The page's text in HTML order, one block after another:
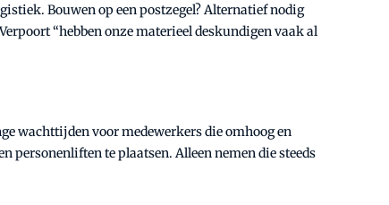
Bouwen op een postzegel? Alternatief nodig
“hebben onze materieel deskundigen vaak al
wachttijden voor medewerkers die omhoog en
personenliften te plaatsen. Alleen nemen die steeds